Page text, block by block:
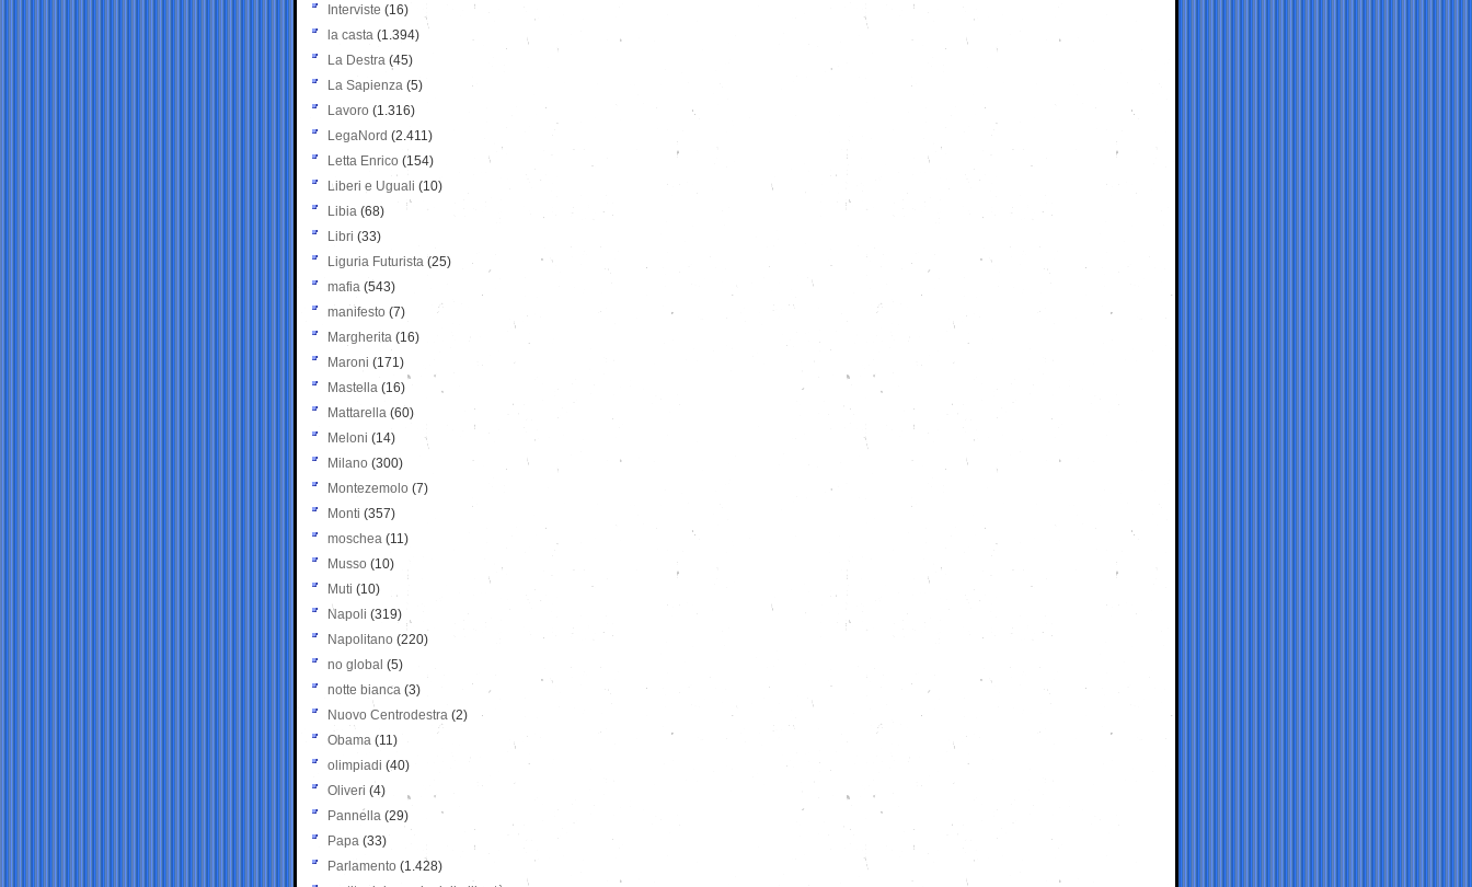
Interviste (16)
la casta (1.394)
La Destra (45)
La Sapienza (5)
Lavoro (1.316)
LegaNord (2.411)
Letta Enrico (154)
Liberi e Uguali (10)
Libia (68)
Libri (33)
Liguria Futurista (25)
mafia (543)
manifesto (7)
Margherita (16)
Maroni (171)
Mastella (16)
Mattarella (60)
Meloni (14)
Milano (300)
Montezemolo (7)
Monti (357)
moschea (11)
Musso (10)
Muti (10)
Napoli (319)
Napolitano (220)
no global (5)
notte bianca (3)
Nuovo Centrodestra (2)
Obama (11)
olimpiadi (40)
Oliveri (4)
Pannella (29)
Papa (33)
Parlamento (1.428)